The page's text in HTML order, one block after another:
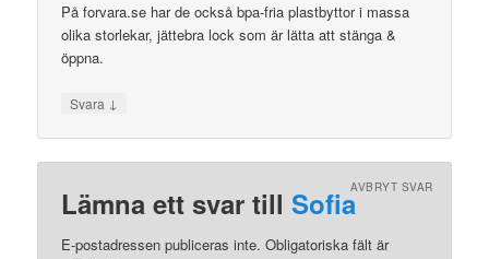
På forvara.se har de också bpa-fria plastbyttor i massa
olika storlekar, jättebra lock som är lätta att stänga &
öppna.
Svara ↓
Lämna ett svar tillSofiaAVBRYT SVAR
E-postadressen publiceras inte. Obligatoriska fält är